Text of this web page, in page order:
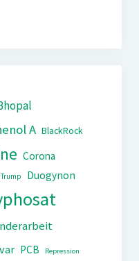
A BlackRock
Corona
Duogynon
PCB Repression